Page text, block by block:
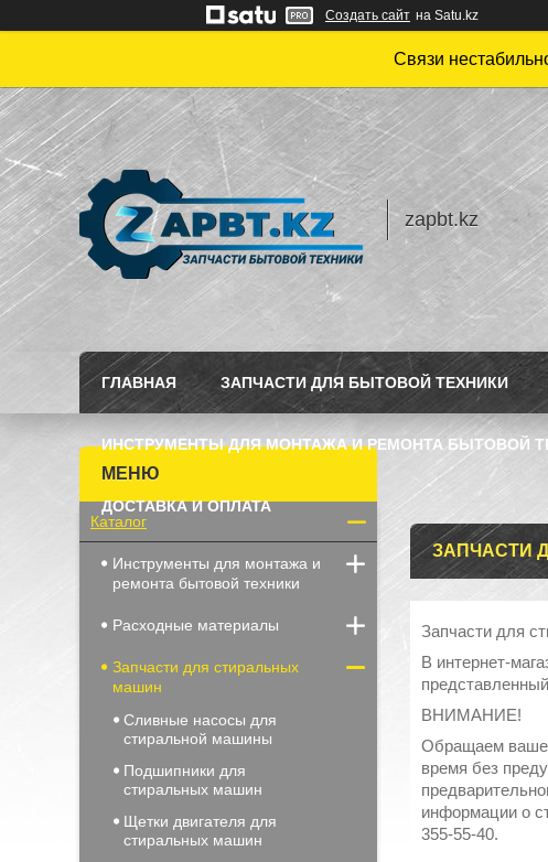
Создать сайт на Satu.kz
Связи
zapbt.kz
ГЛАВНАЯ ЗАПЧАСТИ ДЛЯ БЫТОВОЙ ТЕХНИКИ
ИНСТРУМЕНТЫ ДЛЯ МОНТАЖА И РЕМОНТА БЫТОВОЙ
ДОСТАВКА И ОПЛАТА
ЗАПЧАСТИ
Запчасти для
В интернет-
ВНИМАНИЕ!
Обращаем ваше
время без
информации о
355-55-40.
Каталог
Инструменты для монтажа и
ремонта бытовой техники
Расходные материалы
Запчасти для стиральных
машин
Сливные насосы для
стиральной машины
Подшипники для
стиральных машин
Щетки двигателя для
стиральных машин